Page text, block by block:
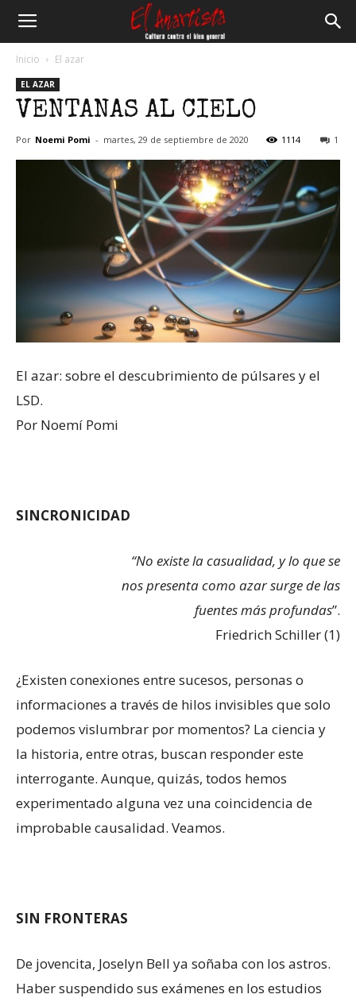
Anartista
Inicio El azar
EL AZAR
VENTANAS AL CIELO
Por Noemi Pomi - martes, 29 de septiembre de 2020 1114 1
El azar: sobre el descubrimiento de púlsares y el
LSD.
Por Noemí Pomi
SINCRONICIDAD
“No existe la casualidad, y lo que se
nos presenta como azar surge de las
fuentes más profundas”.
Friedrich Schiller (1)
¿Existen conexiones entre sucesos, personas o
informaciones a través de hilos invisibles que solo
podemos vislumbrar por momentos? La ciencia y
la historia, entre otras, buscan responder este
interrogante. Aunque, quizás, todos hemos
experimentado alguna vez una coincidencia de
improbable causalidad. Veamos.
SIN FRONTERAS
De jovencita, Joselyn Bell ya soñaba con los astros.
Haber suspendido sus exámenes en los estudios